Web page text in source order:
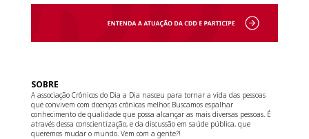
SOBRE
A associação Crônicos do Dia a Dia nasceu para tornar a vida das pessoas
que convivem com doenças crônicas melhor. Buscamos espalhar
conhecimento de qualidade que possa alcançar as mais diversas pessoas. É
através dessa conscientização, e da discussão em saúde pública, que
queremos mudar o mundo. Vem com a gente?!